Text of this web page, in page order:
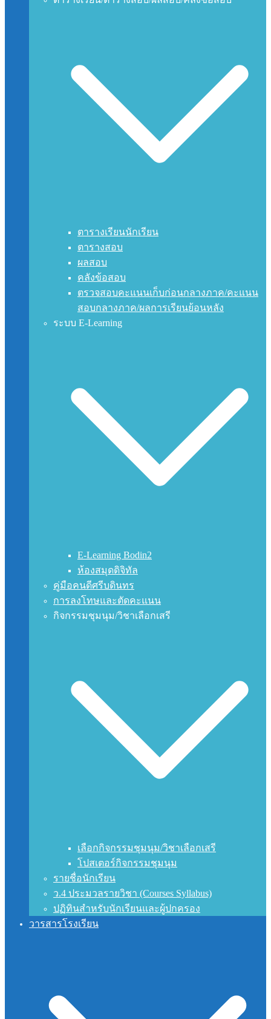
ตารางเรียนนักเรียน
ตารางสอบ
ผลสอบ
คลังข้อสอบ
ตรวจสอบคะแนนเก็บก่อนกลางภาค/คะแนน
สอบกลางภาค/ผลการเรียนย้อนหลัง
ระบบ E-Learning
E-Learning Bodin2
ห้องสมุดดิจิทัล
คู่มือคนดีศรีบดินทร
การลงโทษและตัดคะแนน
กิจกรรมชุมนุม/วิชาเลือกเสรี
เลือกกิจกรรมชุมนุม/วิชาเลือกเสรี
โปสเตอร์กิจกรรมชุมนุม
รายชื่อนักเรียน
ว.4 ประมวลรายวิชา (Courses Syllabus)
ปฏิทินสำหรับนักเรียนและผู้ปกครอง
วารสารโรงเรียน